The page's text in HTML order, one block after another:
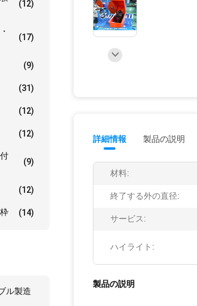
(12)
(17)
(9)
(31)
(12)
(12)
(9)
(12)
(14)
ル製造
詳細情報 製品の説明
材料:
終了する外の直径:
サービス:
ハイライト:
製品の説明